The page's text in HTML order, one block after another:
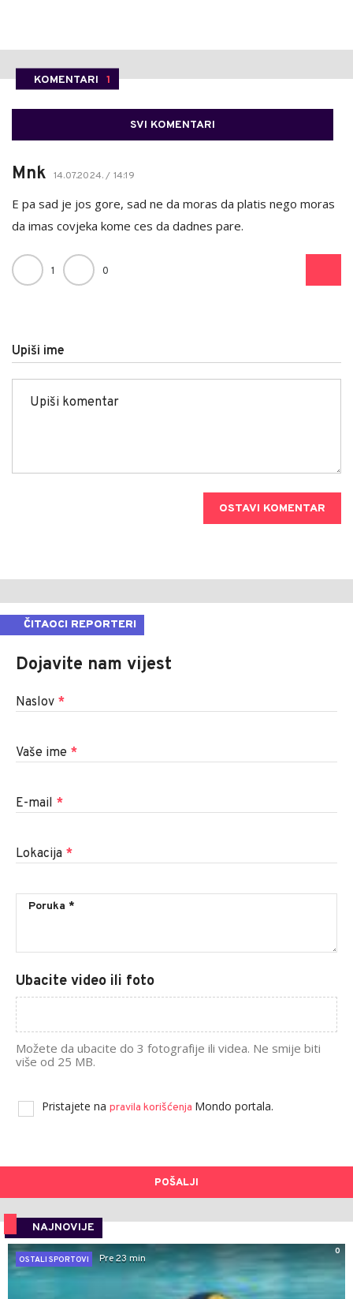
KOMENTARI 1
SVI KOMENTARI
Mnk 14.07.2024. / 14:19
E pa sad je jos gore, sad ne da moras da platis nego moras
da imas covjeka kome ces da dadnes pare.
1 0
Upiši ime
OSTAVI KOMENTAR
ČITAOCI REPORTERI
Dojavite nam vijest
Naslov *
Vaše ime *
E-mail *
Lokacija *
Ubacite video ili foto
Možete da ubacite do 3 fotografije ili videa. Ne smije biti
više od 25 MB.
Pristajete na pravila korišćenja Mondo portala.
POŠALJI
NAJNOVIJE
0
OSTALI SPORTOVI
Pre 23 min